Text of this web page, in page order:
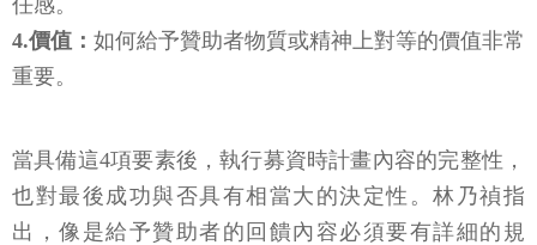
4.價值： 如何給予贊助者物質或精神上對等的價值非常
重要。
當具備這4項要素後，執行募資時計畫內容的完整性，
也對最後成功與否具有相當大的決定性。林乃禎指
出，像是給予贊助者的回饋內容必須要有詳細的規